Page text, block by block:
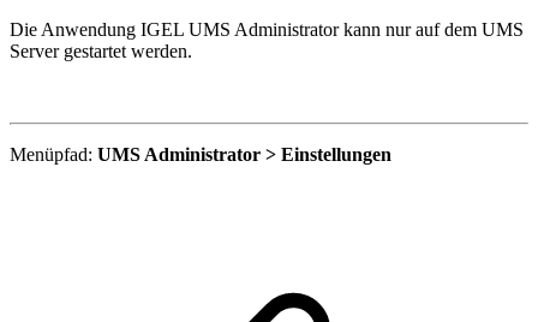
Die Anwendung IGEL UMS Administrator kann nur auf dem UMS
Server gestartet werden.
Menüpfad: UMS Administrator > Einstellungen